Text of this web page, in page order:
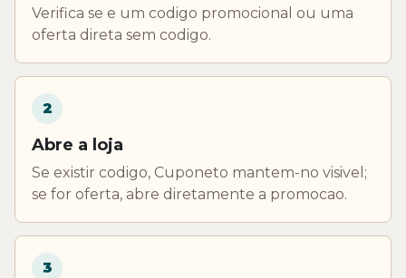
Verifica se e um codigo promocional ou uma
oferta direta sem codigo.
2
Abre a loja
Se existir codigo, Cuponeto mantem-no visivel;
se for oferta, abre diretamente a promocao.
3